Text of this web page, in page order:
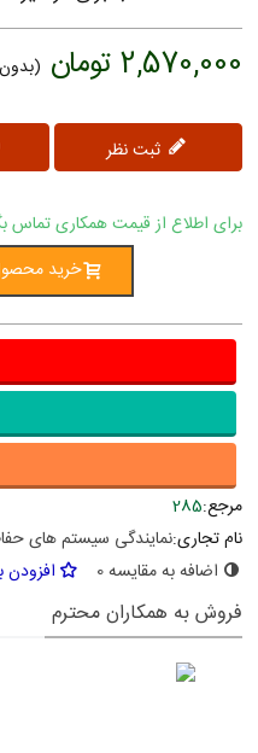
2,570,000 تومان
ثبت نظر
برای اطلاع از قیمت همکاری تماس
خرید
مرجع:285
نام تجاری:نمایندگی سیستم های
اضافه به مقایسه0
فروش به همکاران محترم